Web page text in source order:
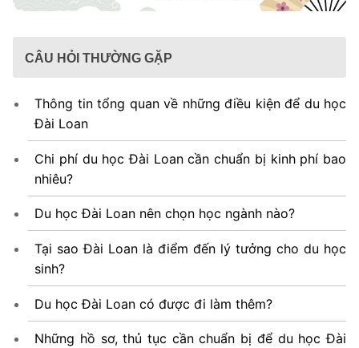
CÂU HỎI THƯỜNG GẶP
Thông tin tổng quan về những điều kiện để du học
Đài Loan
Chi phí du học Đài Loan cần chuẩn bị kinh phí bao
nhiêu?
Du học Đài Loan nên chọn học ngành nào?
Tại sao Đài Loan là điểm đến lý tưởng cho du học
sinh?
Du học Đài Loan có được đi làm thêm?
Những hồ sơ, thủ tục cần chuẩn bị để du học Đài